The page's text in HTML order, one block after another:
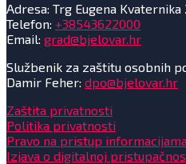
Adresa: Trg Eugena
Telefon: +38543622000
Email: grad@bjelovar.hr
Službenik za zaštitu osobnih
Damir Feher: dpo@bjelovar.hr
Zaštita privatnosti
Politika privatnosti
Pravo na pristup
Izjava o digitalnoj